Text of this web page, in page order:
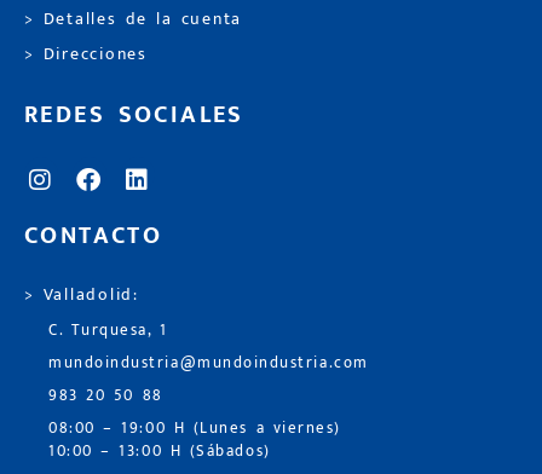
> Detalles de la cuenta
> Direcciones
REDES SOCIALES
CONTACTO
> Valladolid:
C. Turquesa, 1
mundoindustria@mundoindustria.com
983 20 50 88
08:00 – 19:00 H (Lunes a viernes)
10:00 – 13:00 H (Sábados)